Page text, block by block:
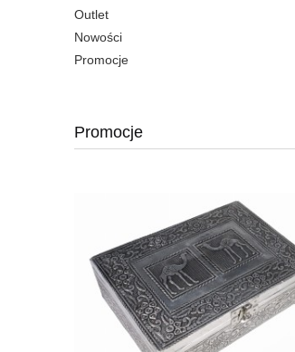
Outlet
Nowości
Promocje
Promocje